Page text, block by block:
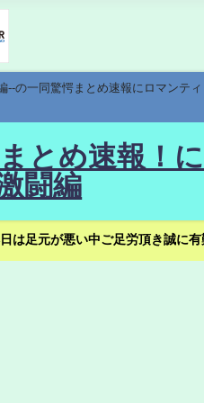
の一同驚愕まとめ速報にロマンテ
とめ速報！
闘編
足元が悪い中ご足労頂き誠に有